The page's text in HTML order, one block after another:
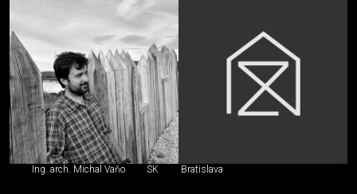
Ing. arch. Michal Vaňo SK Bratislava